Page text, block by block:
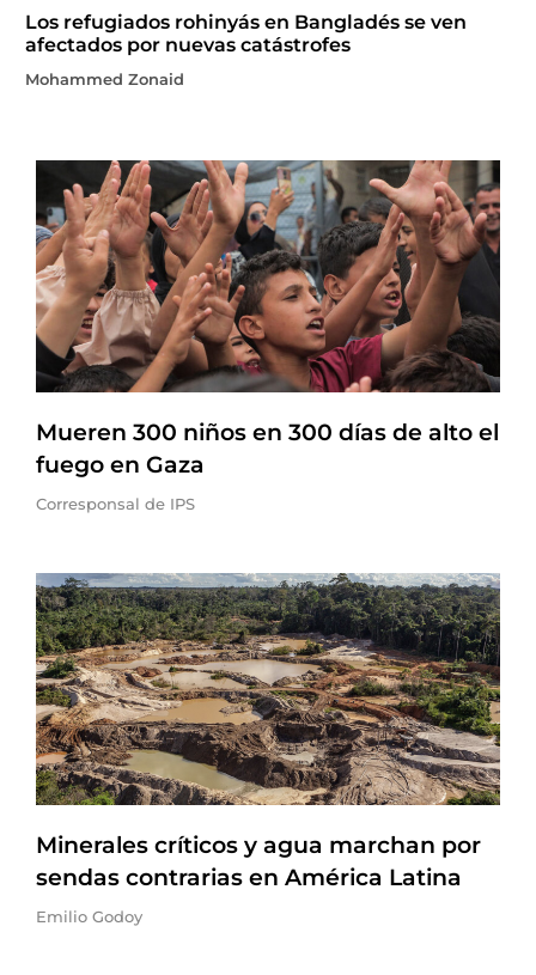
Los refugiados rohinyás en Bangladés se ven
afectados por nuevas catástrofes
Mohammed Zonaid
Mueren 300 niños en 300 días de alto el
fuego en Gaza
Corresponsal de IPS
Minerales críticos y agua marchan por
sendas contrarias en América Latina
Emilio Godoy